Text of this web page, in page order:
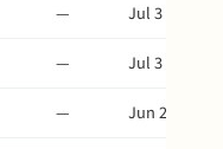
—
Jul 3
—
Jul 3
—
Jun 28